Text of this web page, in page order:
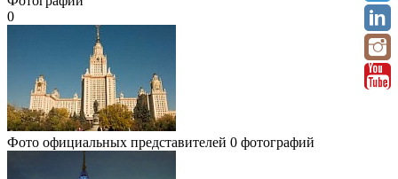
0
Фото официальных представителей 0 фотографий